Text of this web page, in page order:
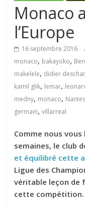
Monaco
l’Europe
16 septembre 2016
monaco, bakayoko,
makelele, didier
kamil glik, lemar,
medny, monaco, Nantes
germain,villarreal
Comme nous vous
semaines, le club
et équilibré cette
Ligue des
véritable leçon de
cette compétition.